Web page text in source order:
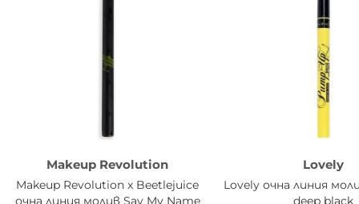
Makeup Revolution
Makeup Revolution x Beetlejuice
очна линия молив Say My Name
Lovely
Lovely очна линия
deep black